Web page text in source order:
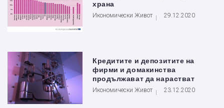
храна
Икономически Живот 29.12.2020
Кредитите и депозитите на
фирми и домакинства
продължават да нарастват
Икономически Живот 23.12.2020